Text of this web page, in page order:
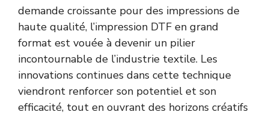
demande croissante pour des impressions de
haute qualité, l’impression DTF en grand
format est vouée à devenir un pilier
incontournable de l’industrie textile. Les
innovations continues dans cette technique
viendront renforcer son potentiel et son
efficacité, tout en ouvrant des horizons créatifs